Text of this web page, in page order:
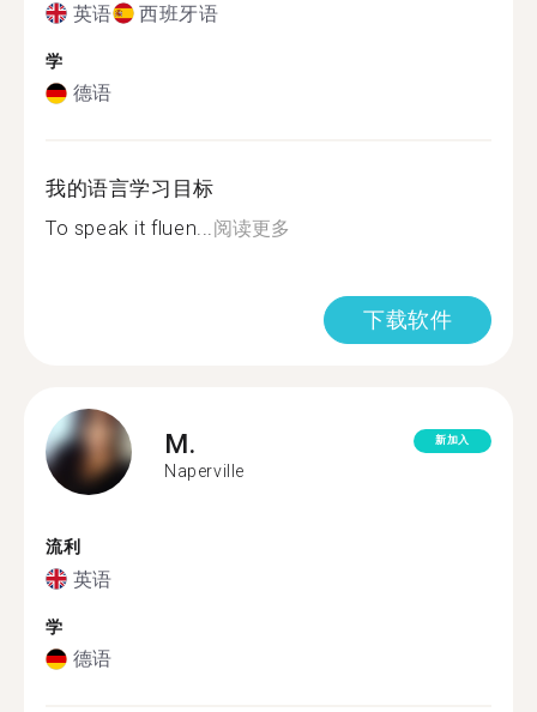
英语 西班牙语
学
德语
我的语言学习目标
To speak it fluen...阅读更多
下载软件
M.
Naperville
新加入
流利
英语
学
德语